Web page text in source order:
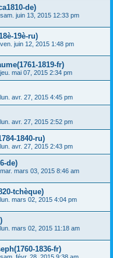
de)
sam. juin 13, 2015 12:33 pm
19è-ru)
ven. juin 12, 2015 1:48 pm
1819-fr)
jeu. mai 07, 2015 2:34 pm
lun. avr. 27, 2015 4:45 pm
lun. avr. 27, 2015 2:52 pm
1840-ru)
lun. avr. 27, 2015 2:43 pm
de)
mar. mars 03, 2015 8:46 am
tchèque)
lun. mars 02, 2015 4:04 pm
lun. mars 02, 2015 11:18 am
1836-fr)